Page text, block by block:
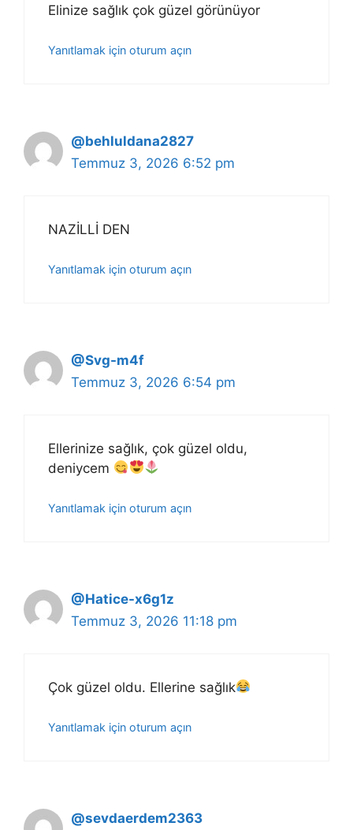
Elinize sağlık çok güzel görünüyor
Yanıtlamak için oturum açın
@behluldana2827
Temmuz 3, 2026 6:52 pm
NAZİLLİ DEN
Yanıtlamak için oturum açın
@Svg-m4f
Temmuz 3, 2026 6:54 pm
Ellerinize sağlık, çok güzel oldu,
deniycem
Yanıtlamak için oturum açın
@Hatice-x6g1z
Temmuz 3, 2026 11:18 pm
Çok güzel oldu. Ellerine sağlık
Yanıtlamak için oturum açın
@sevdaerdem2363